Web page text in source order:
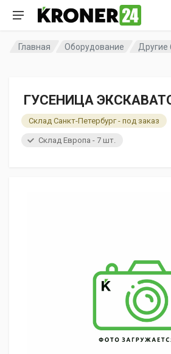
Главная Оборудование Другие
ГУСЕНИЦА
Склад Санкт-Петербург - под заказ
Склад Европа - 7 шт.